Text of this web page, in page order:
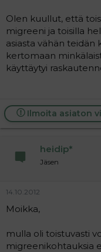
Olen kuullut, että
migreeni ja toisilla
asiasta vähän teidän
kertomaan
käyttäytyi
Ilmoita asiaton
heidip*
Jäsen
14.10.2012
Moikka,
mulla oli toistuvasti
migreenikohtauksia